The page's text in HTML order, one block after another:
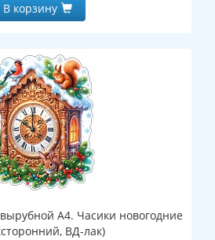
В корзину
А4. Часики новогодние
ВД-лак)